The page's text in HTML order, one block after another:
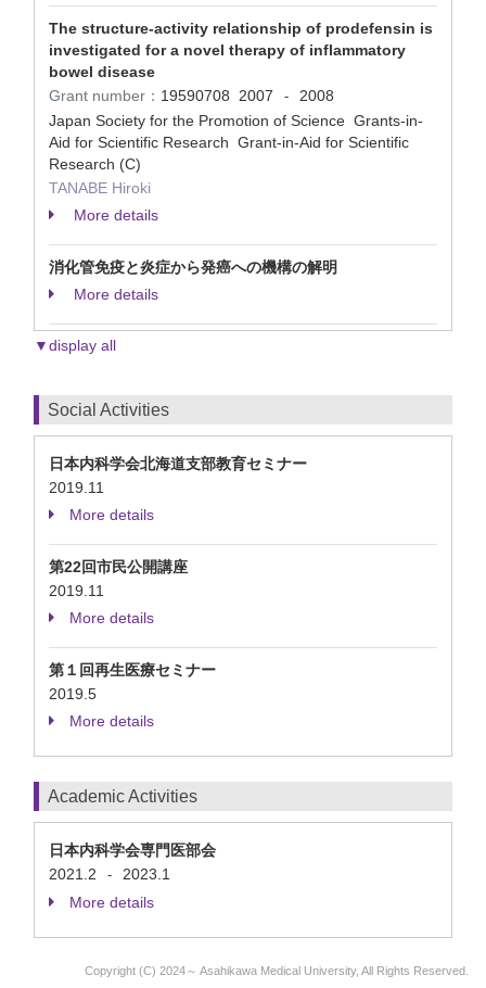
The structure-activity relationship of prodefensin is
investigated for a novel therapy of inflammatory
bowel disease
Grant number： 19590708 2007 -
2008
Japan Society for the Promotion of Science Grants-in-
Aid for Scientific Research Grant-in-Aid for Scientific
Research (C)
TANABE Hiroki
More details
消化管免疫と炎症から発癌への機構の解明
More details
▼display all
Social Activities
日本内科学会北海道支部教育セミナー
2019.11
More details
第22回市民公開講座
2019.11
More details
第１回再生医療セミナー
2019.5
More details
Academic Activities
日本内科学会専門医部会
2021.2
-
2023.1
More details
Copyright (C) 2024～ Asahikawa Medical University, All Rights Reserved.